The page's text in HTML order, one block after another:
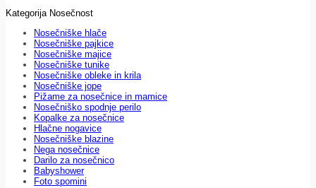
Kategorija Nosečnost
Nosečniške hlače
Nosečniške pajkice
Nosečniške majice
Nosečniške tunike
Nosečniške obleke in krila
Nosečniške jope
Pižame za nosečnice in mamice
Nosečniško spodnje perilo
Kopalke za nosečnice
Hlačne nogavice
Nosečniške blazine
Nega nosečnice
Darilo za nosečnico
Babyshower
Foto spomini